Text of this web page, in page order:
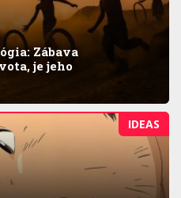
Zábava
je jeho
IDEAS